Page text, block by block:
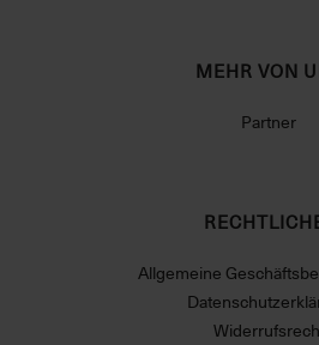
MEHR VON
Partner
Allgemeine